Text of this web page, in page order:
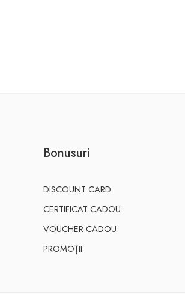
Bonusuri
DISCOUNT CARD
CERTIFICAT CADOU
VOUCHER CADOU
PROMOȚII